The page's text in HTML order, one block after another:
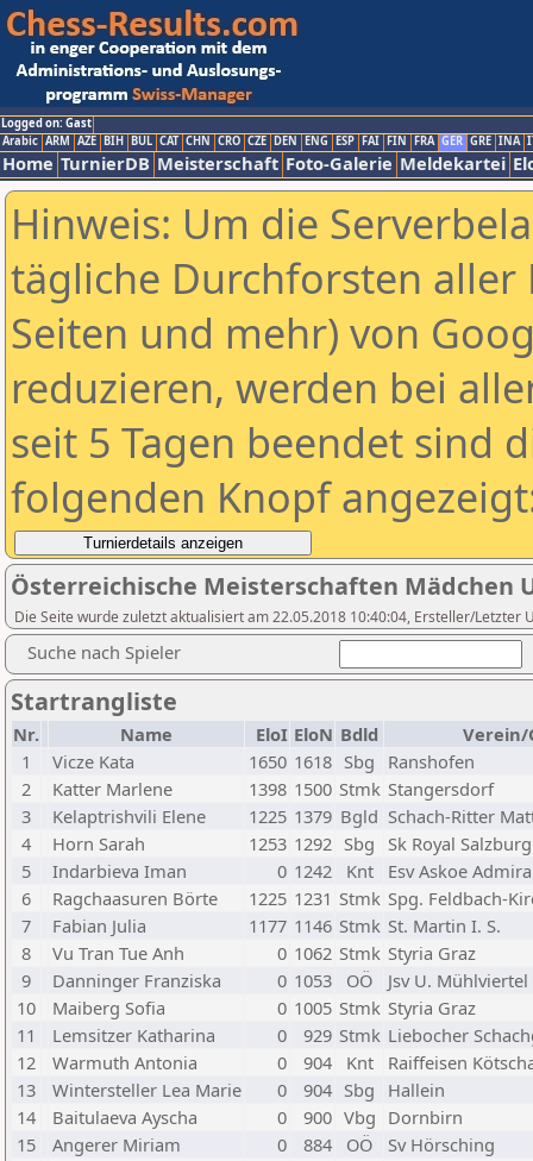
Logged on: Gast
Arabic ARM AZE BIH BUL CAT CHN CRO CZE DEN ENG ESP FAI FIN FRA GER GRE INA
Home TurnierDB Meisterschaft Foto-Galerie Meldekartei
Hinweis: Um die
tägliche Durchforsten aller
Seiten und mehr) von
reduzieren, werden bei
seit 5 Tagen beendet sind
folgenden Knopf
Österreichische Meisterschaften Mädchen
Die Seite wurde zuletzt aktualisiert am 22.05.2018 10:40:04, Ersteller/Letzter
Suche nach Spieler
Startrangliste
Nr. Name EloI EloN Bdld
1
Vicze Kata 1650 1618 Sbg
Ranshofen
2
Katter Marlene 1398 1500 Stmk Stangersdorf
3
Kelaptrishvili Elene 1225 1379 Bgld Schach-Ritter
4
Horn Sarah 1253 1292 Sbg
Sk Royal Salzburg
5
Indarbieva Iman 0 1242 Knt
Esv Askoe
6
Ragchaasuren Börte 1225 1231 Stmk Spg. Feldbach-
7
Fabian Julia 1177 1146 Stmk St. Martin I. S.
8
Vu Tran Tue Anh 0 1062 Stmk Styria Graz
9
Danninger Franziska 0 1053 OÖ
Jsv U. Mühlviertel
10
Maiberg Sofia 0 1005 Stmk Styria Graz
11
Lemsitzer Katharina 0 929 Stmk Liebocher
12
Warmuth Antonia 0 904 Knt
Raiffeisen
13
Wintersteller Lea Marie 0 904 Sbg
Hallein
14
Baitulaeva Ayscha 0 900 Vbg Dornbirn
15
Angerer Miriam 0 884 OÖ
Sv Hörsching